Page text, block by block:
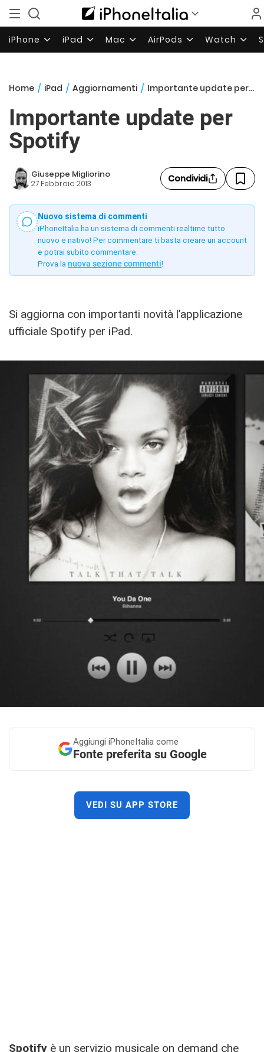
iPhone iPad Mac AirPods Watch
Home / iPad / Aggiornamenti / Importante update per Spotify
Importante update per
Spotify
Giuseppe Migliorino
27 Febbraio 2013 Condividi
Nuovo sistema di commenti
iPhoneItalia ha un sistema di commenti realtime tutto
nuovo e nativo! Per commentare ti basta creare un account
e potrai subito commentare.
Prova la nuova sezione commenti!
Si aggiorna con importanti novità l’applicazione
ufficiale Spotify per iPad.
Aggiungi iPhoneItalia come
Fonte preferita su Google
VEDI SU APP STORE
Spotify è un servizio musicale on demand che